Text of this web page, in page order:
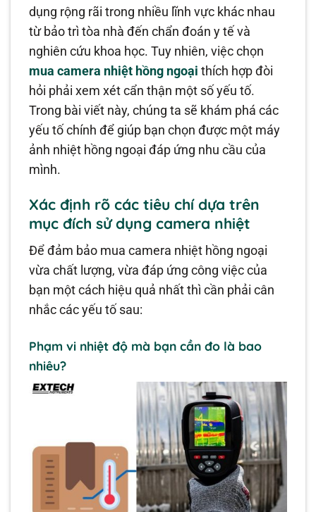
dụng rộng rãi trong nhiều lĩnh vực khác nhau
từ bảo trì tòa nhà đến chẩn đoán y tế và
nghiên cứu khoa học. Tuy nhiên, việc chọn
mua camera nhiệt hồng ngoại thích hợp đòi
hỏi phải xem xét cẩn thận một số yếu tố.
Trong bài viết này, chúng ta sẽ khám phá các
yếu tố chính để giúp bạn chọn được một máy
ảnh nhiệt hồng ngoại đáp ứng nhu cầu của
mình.
Xác định rõ các tiêu chí dựa trên
mục đích sử dụng camera nhiệt
Để đảm bảo mua camera nhiệt hồng ngoại
vừa chất lượng, vừa đáp ứng công việc của
bạn một cách hiệu quả nhất thì cần phải cân
nhắc các yếu tố sau:
Phạm vi nhiệt độ mà bạn cần đo là bao
nhiêu?